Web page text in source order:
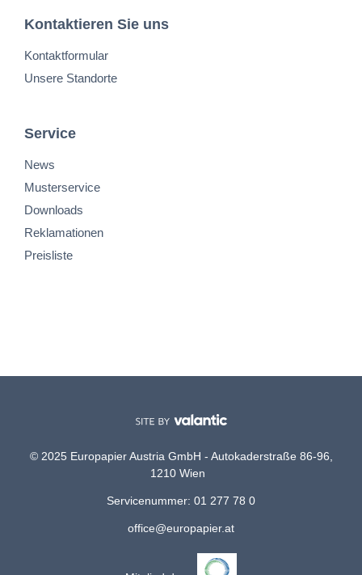
Kontaktieren Sie uns
Kontaktformular
Unsere Standorte
Service
News
Musterservice
Downloads
Reklamationen
Preisliste
© 2025 Europapier Austria GmbH - Autokaderstraße 86-96,
1210 Wien
Servicenummer: 01 277 78 0
office@europapier.at